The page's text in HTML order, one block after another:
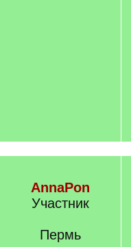
AnnaPon
Участник
Пермь